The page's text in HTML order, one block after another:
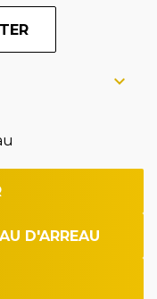
D'ARREAU